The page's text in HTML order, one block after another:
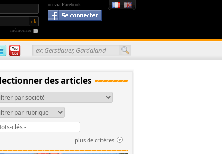
ou via Facebook
mémoriser
ex: Gerstlauer, Gardaland
des articles
plus de critères